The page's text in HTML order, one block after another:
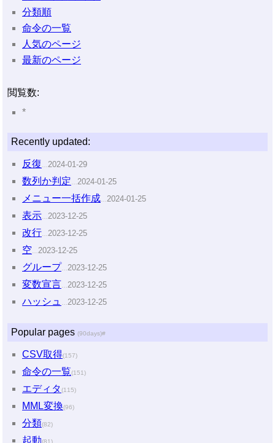
分類順
命令の一覧
人気のページ
最新のページ
閲覧数:
*
Recently updated:
反復 2024-01-29
数列か判定 2024-01-25
メニュー一括作成 2024-01-25
表示 2023-12-25
改行 2023-12-25
空 2023-12-25
グループ 2023-12-25
変数宣言 2023-12-25
ハッシュ 2023-12-25
Popular pages (90days)#
CSV取得(157)
命令の一覧(151)
エディタ(115)
MML変換(96)
分類(82)
起動(81)